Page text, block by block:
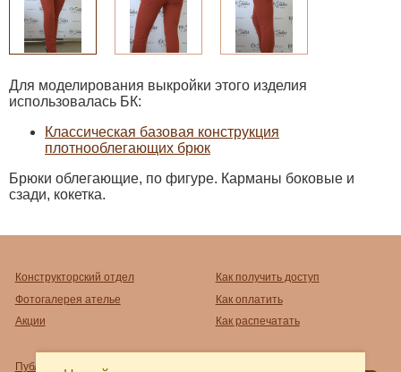
Для моделирования выкройки этого изделия
использовалась БК:
Классическая базовая конструкция
плотнооблегающих брюк
Брюки облегающие, по фигуре. Карманы боковые и
сзади, кокетка.
Конструкторский отдел
Фотогалерея ателье
Акции
Как получить доступ
Как оплатить
Как распечатать
Публичный договор-оферта